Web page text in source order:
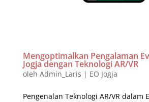
Mengoptimalkan Pengalaman
Jogja dengan Teknologi AR/VR
oleh Admin_Laris | EO Jogja
Pengenalan Teknologi AR/VR dalam